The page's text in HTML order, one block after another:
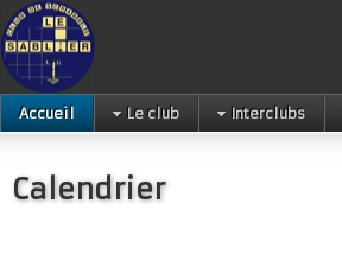
Accueil Le club Interclubs
Calendrier